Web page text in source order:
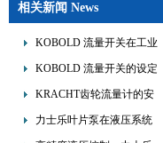
相关新闻 News
KOBOLD 流量开关在工业
管道水流量监测中的应用
KOBOLD 流量开关的设定
流量调节与刻度指示
KRACHT齿轮流量计的安
装要求：直管段、过滤器
力士乐叶片泵在液压系统